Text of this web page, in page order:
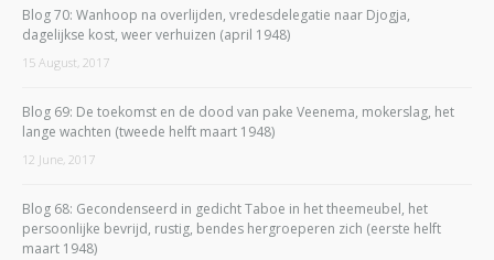
Blog 70: Wanhoop na overlijden, vredesdelegatie naar Djogja,
dagelijkse kost, weer verhuizen (april 1948)
15 August, 2017
Blog 69: De toekomst en de dood van pake Veenema, mokerslag, het
lange wachten (tweede helft maart 1948)
12 June, 2017
Blog 68: Gecondenseerd in gedicht Taboe in het theemeubel, het
persoonlijke bevrijd, rustig, bendes hergroeperen zich (eerste helft
maart 1948)